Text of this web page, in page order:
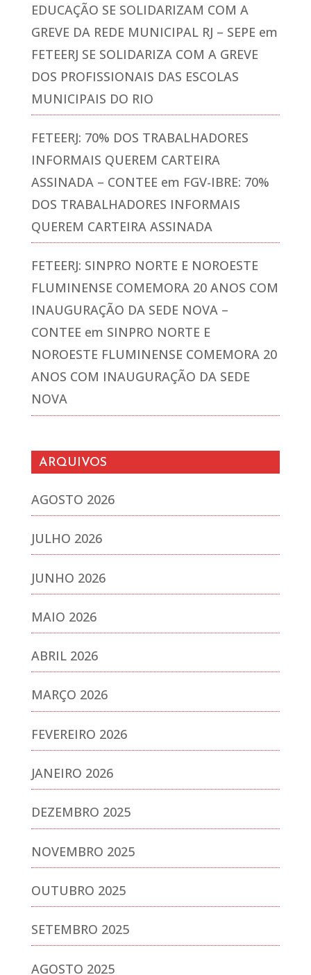
EDUCAÇÃO SE SOLIDARIZAM COM A
GREVE DA REDE MUNICIPAL RJ – SEPE em
FETEERJ SE SOLIDARIZA COM A GREVE
DOS PROFISSIONAIS DAS ESCOLAS
MUNICIPAIS DO RIO
FETEERJ: 70% DOS TRABALHADORES
INFORMAIS QUEREM CARTEIRA
ASSINADA – CONTEE em FGV-IBRE: 70%
DOS TRABALHADORES INFORMAIS
QUEREM CARTEIRA ASSINADA
FETEERJ: SINPRO NORTE E NOROESTE
FLUMINENSE COMEMORA 20 ANOS COM
INAUGURAÇÃO DA SEDE NOVA –
CONTEE em SINPRO NORTE E
NOROESTE FLUMINENSE COMEMORA 20
ANOS COM INAUGURAÇÃO DA SEDE
NOVA
ARQUIVOS
AGOSTO 2026
JULHO 2026
JUNHO 2026
MAIO 2026
ABRIL 2026
MARÇO 2026
FEVEREIRO 2026
JANEIRO 2026
DEZEMBRO 2025
NOVEMBRO 2025
OUTUBRO 2025
SETEMBRO 2025
AGOSTO 2025